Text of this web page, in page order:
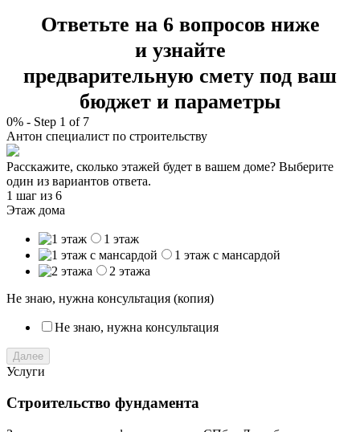
Ответьте на 6 вопросов ниже
и узнайте
предварительную смету под ваш
бюджет и параметры
0% - Step 1 of 7
Антон специалист по строительству
Расскажите, сколько этажей будет в вашем доме? Выберите
один из вариантов ответа.
1 шаг из 6
Этаж дома
1 этаж
1 этаж с мансардой
2 этажа
Не знаю, нужна консультация (копия)
Не знаю, нужна консультация
Далее
Услуги
Строительство фундамента